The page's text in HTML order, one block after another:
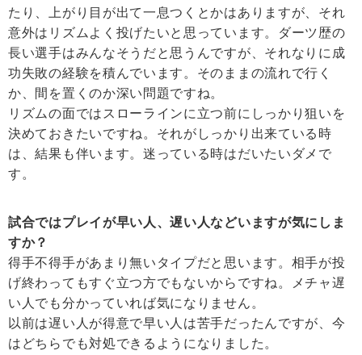
たり、上がり目が出て一息つくとかはありますが、それ
意外はリズムよく投げたいと思っています。ダーツ歴の
長い選手はみんなそうだと思うんですが、それなりに成
功失敗の経験を積んでいます。そのままの流れで行く
か、間を置くのか深い問題ですね。
リズムの面ではスローラインに立つ前にしっかり狙いを
決めておきたいですね。それがしっかり出来ている時
は、結果も伴います。迷っている時はだいたいダメで
す。
試合ではプレイが早い人、遅い人などいますが気にしま
すか？
得手不得手があまり無いタイプだと思います。相手が投
げ終わってもすぐ立つ方でもないからですね。メチャ遅
い人でも分かっていれば気になりません。
以前は遅い人が得意で早い人は苦手だったんですが、今
はどちらでも対処できるようになりました。